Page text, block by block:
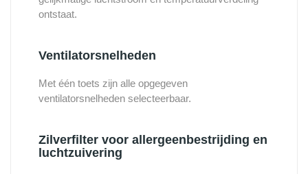
ontstaat.
Ventilatorsnelheden
Met één toets zijn alle opgegeven
ventilatorsnelheden selecteerbaar.
Zilverfilter voor allergeenbestrijding en
luchtzuivering